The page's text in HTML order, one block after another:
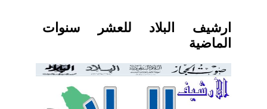
ارشيف البلاد للعشر سنوات
الماضية